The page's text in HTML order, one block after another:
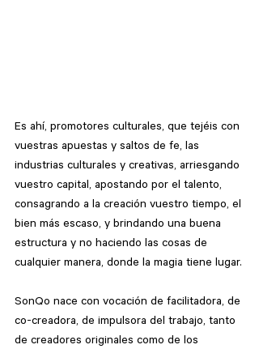
Es ahí, promotores culturales, que tejéis con
vuestras apuestas y saltos de fe, las
industrias culturales y creativas, arriesgando
vuestro capital, apostando por el talento,
consagrando a la creación vuestro tiempo, el
bien más escaso, y brindando una buena
estructura y no haciendo las cosas de
cualquier manera, donde la magia tiene lugar.
SonQo nace con vocación de facilitadora, de
co-creadora, de impulsora del trabajo, tanto
de creadores originales como de los